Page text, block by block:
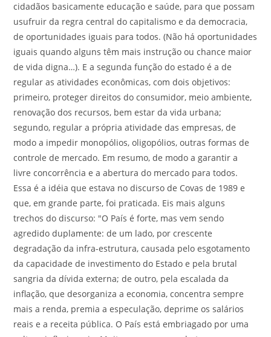
cidadãos basicamente educação e saúde, para que possam
usufruir da regra central do capitalismo e da democracia,
de oportunidades iguais para todos. (Não há oportunidades
iguais quando alguns têm mais instrução ou chance maior
de vida digna…). E a segunda função do estado é a de
regular as atividades econômicas, com dois objetivos:
primeiro, proteger direitos do consumidor, meio ambiente,
renovação dos recursos, bem estar da vida urbana;
segundo, regular a própria atividade das empresas, de
modo a impedir monopólios, oligopólios, outras formas de
controle de mercado. Em resumo, de modo a garantir a
livre concorrência e a abertura do mercado para todos.
Essa é a idéia que estava no discurso de Covas de 1989 e
que, em grande parte, foi praticada. Eis mais alguns
trechos do discurso: "O País é forte, mas vem sendo
agredido duplamente: de um lado, por crescente
degradação da infra-estrutura, causada pelo esgotamento
da capacidade de investimento do Estado e pela brutal
sangria da dívida externa; de outro, pela escalada da
inflação, que desorganiza a economia, concentra sempre
mais a renda, premia a especulação, deprime os salários
reais e a receita pública. O País está embriagado por uma